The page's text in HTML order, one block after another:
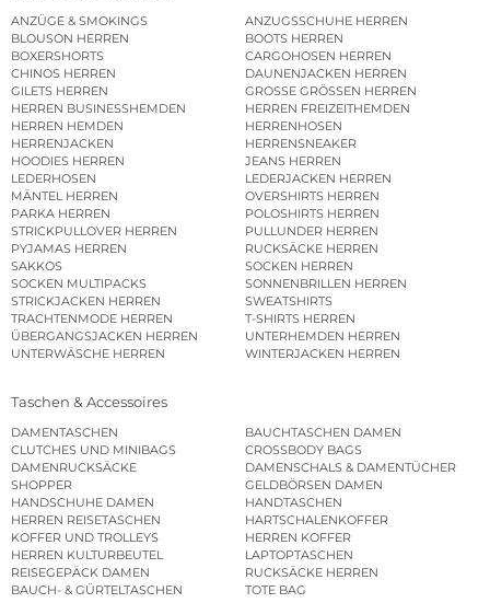
ANZÜGE & SMOKINGS
ANZUGSSCHUHE HERREN
BLOUSON HERREN
BOOTS HERREN
BOXERSHORTS
CARGOHOSEN HERREN
CHINOS HERREN
DAUNENJACKEN HERREN
GILETS HERREN
GROSSE GRÖSSEN HERREN
HERREN BUSINESSHEMDEN
HERREN FREIZEITHEMDEN
HERREN HEMDEN
HERRENHOSEN
HERRENJACKEN
HERRENSNEAKER
HOODIES HERREN
JEANS HERREN
LEDERHOSEN
LEDERJACKEN HERREN
MÄNTEL HERREN
OVERSHIRTS HERREN
PARKA HERREN
POLOSHIRTS HERREN
STRICKPULLOVER HERREN
PULLUNDER HERREN
PYJAMAS HERREN
RUCKSÄCKE HERREN
SAKKOS
SOCKEN HERREN
SOCKEN MULTIPACKS
SONNENBRILLEN HERREN
STRICKJACKEN HERREN
SWEATSHIRTS
TRACHTENMODE HERREN
T-SHIRTS HERREN
ÜBERGANGSJACKEN HERREN
UNTERHEMDEN HERREN
UNTERWÄSCHE HERREN
WINTERJACKEN HERREN
Taschen & Accessoires
DAMENTASCHEN
BAUCHTASCHEN DAMEN
CLUTCHES UND MINIBAGS
CROSSBODY BAGS
DAMENRUCKSÄCKE
DAMENSCHALS & DAMENTÜCHER
SHOPPER
GELDBÖRSEN DAMEN
HANDSCHUHE DAMEN
HANDTASCHEN
HERREN REISETASCHEN
HARTSCHALENKOFFER
KOFFER UND TROLLEYS
HERREN KOFFER
HERREN KULTURBEUTEL
LAPTOPTASCHEN
REISEGEPÄCK DAMEN
RUCKSÄCKE HERREN
BAUCH- & GÜRTELTASCHEN
TOTE BAG